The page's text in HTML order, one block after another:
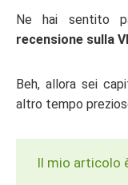
Ne hai sentito
recensione sulla
Beh, allora sei
altro tempo
Il mio articolo